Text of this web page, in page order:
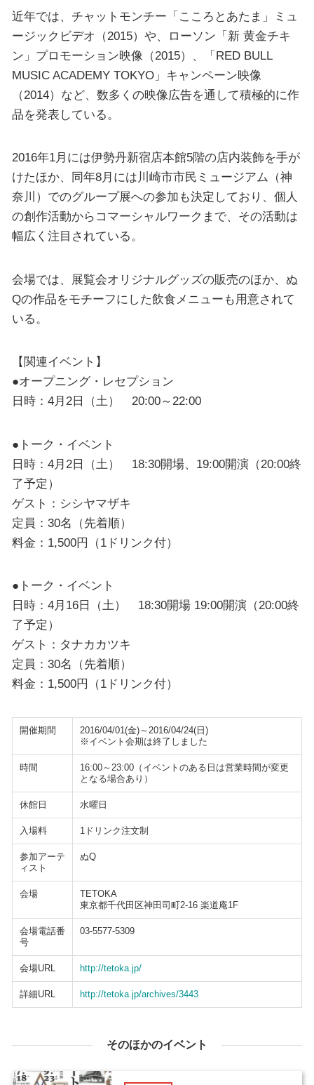
近年では、チャットモンチー「こころとあたま」ミュ
ージックビデオ（2015）や、ローソン「新 黄金チキ
ン」プロモーション映像（2015）、「RED BULL
MUSIC ACADEMY TOKYO」キャンペーン映像
（2014）など、数多くの映像広告を通して積極的に作
品を発表している。
2016年1月には伊勢丹新宿店本館5階の店内装飾を手が
けたほか、同年8月には川崎市市民ミュージアム（神
奈川）でのグループ展への参加も決定しており、個人
の創作活動からコマーシャルワークまで、その活動は
幅広く注目されている。
会場では、展覧会オリジナルグッズの販売のほか、ぬ
Qの作品をモチーフにした飲食メニューも用意されて
いる。
【関連イベント】
●オープニング・レセプション
日時：4月2日（土） 20:00～22:00
●トーク・イベント
日時：4月2日（土） 18:30開場、19:00開演（20:00終
了予定）
ゲスト：シシヤマザキ
定員：30名（先着順）
料金：1,500円（1ドリンク付）
●トーク・イベント
日時：4月16日（土） 18:30開場 19:00開演（20:00終
了予定）
ゲスト：タナカカツキ
定員：30名（先着順）
料金：1,500円（1ドリンク付）
開催期間
2016/04/01(金)～2016/04/24(日)
※イベント会期は終了しました
時間
16:00～23:00（イベントのある日は営業時間が変更
となる場合あり）
休館日 水曜日
入場料 1ドリンク注文制
参加アーテ
ィスト
ぬQ
会場
TETOKA
東京都千代田区神田司町2-16 楽道庵1F
会場電話番
号
03-5577-5309
会場URL http://tetoka.jp/
詳細URL http://tetoka.jp/archives/3443
そのほかのイベント